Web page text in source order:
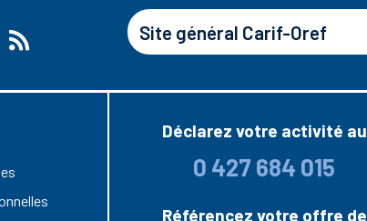
Site général Carif-Oref
Déclarez votre activité au
0 427 684 015
Référencez votre offre de